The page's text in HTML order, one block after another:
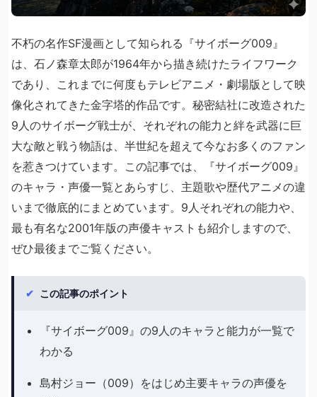
不朽の名作SF漫画として知られる『サイボーグ009』
は、石ノ森章太郎が1964年から描き続けたライフワーク
であり、これまでに何度もテレビアニメ・劇場版として映
像化されてきた金字塔的作品です。秘密結社に改造された
9人のサイボーグ戦士が、それぞれの能力と絆を武器に巨
大な敵と戦う物語は、半世紀を超えて今なお多くのファン
を惹きつけています。この記事では、『サイボーグ009』
のキャラ・声優一覧とあらすじ、主題歌や歴代アニメの違
いまで徹底的にまとめています。9人それぞれの能力や、
最も有名な2001年版の声優キャストも紹介しますので、
ぜひ最後までご覧ください。
✔ この記事のポイント
『サイボーグ009』の9人のキャラと能力が一覧で
わかる
島村ジョー（009）をはじめ主要キャラの声優を